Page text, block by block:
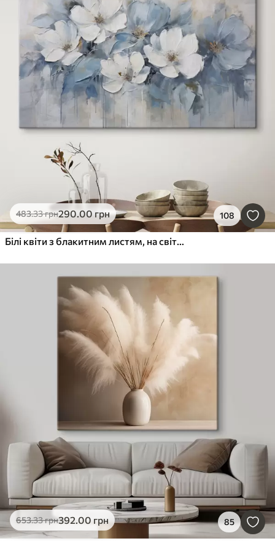
483.33грн290.00 грн 108
Білі квіти з блакитним листям, на світло-бежевому тлі, з видимими мазками пензля
653.33грн392.00 грн 85